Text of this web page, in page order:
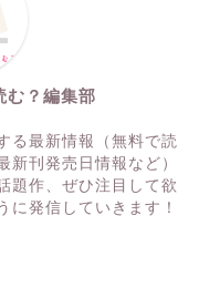
む？編集部
る最新情報（無料で読
新刊発売日情報など）
題作、ぜひ注目して欲
に発信していきます！